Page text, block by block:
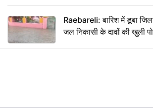
Raebareli: बारिश में डूबा
जल निकासी के दावों की खुली